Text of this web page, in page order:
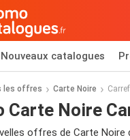
Nouveaux catalogues
les offres Carte Noire
Carte Noire
offres de Carte